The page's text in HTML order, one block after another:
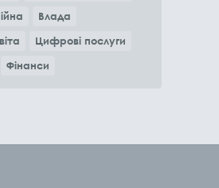
Влада
Цифрові послуги
Фінанси